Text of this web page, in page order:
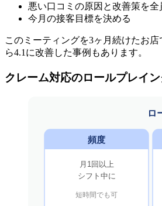
悪い口コミの原因と改善策を全
今月の接客目標を決める
このミーティングを3ヶ月続けたお
ら4.1に改善した事例もあります。
クレーム対応のロールプレイン